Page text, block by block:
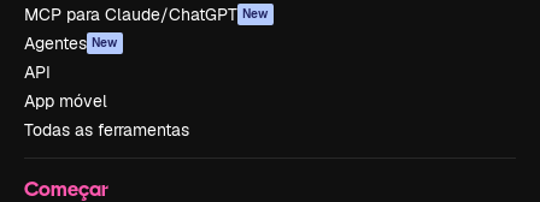
MCP para Claude/ChatGPT New
Agentes New
API
App móvel
Todas as ferramentas
Começar